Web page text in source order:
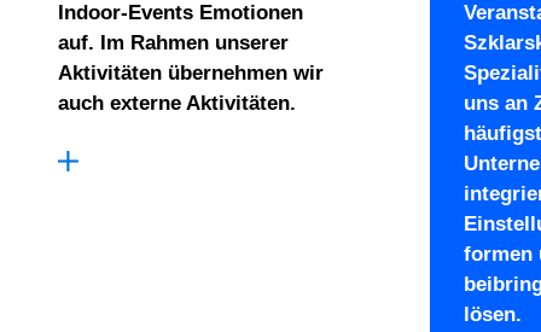
Indoor-Events Emotionen
auf. Im Rahmen unserer
Aktivitäten übernehmen wir
auch externe Aktivitäten.
uns an
formen
lösen.